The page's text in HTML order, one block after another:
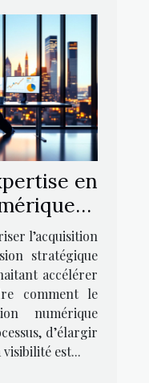
en
votre
?
l’acquisition
stratégique
accélérer
comment le
numérique
d’élargir
est...